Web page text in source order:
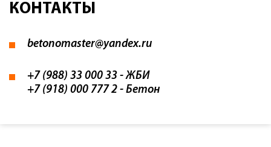
КОНТАКТЫ
betonomaster@yandex.ru
+7 (988) 33 000 33 - ЖБИ
+7 (918) 000 777 2 - Бетон